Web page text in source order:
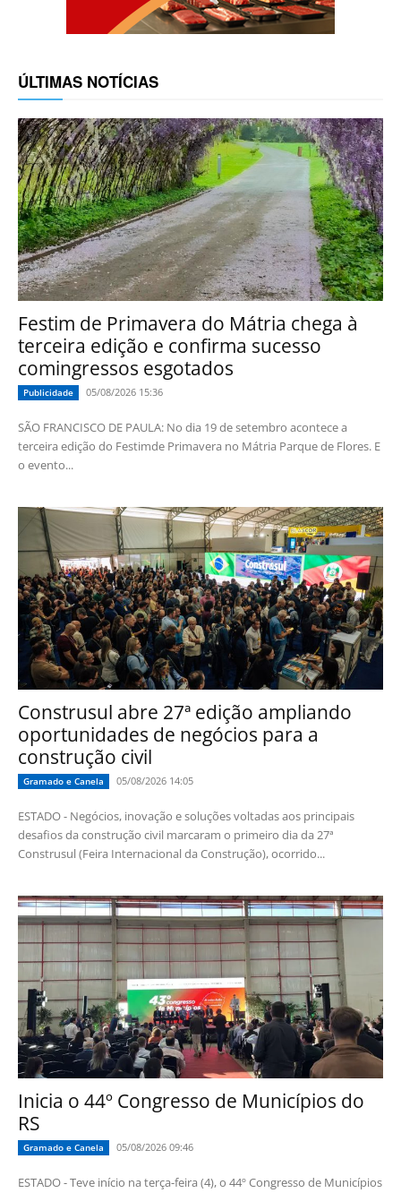
ÚLTIMAS NOTÍCIAS
Festim de Primavera do Mátria chega à
terceira edição e confirma sucesso
comingressos esgotados
Publicidade 05/08/2026 15:36
SÃO FRANCISCO DE PAULA: No dia 19 de setembro acontece a
terceira edição do Festimde Primavera no Mátria Parque de Flores. E
o evento...
Construsul abre 27ª edição ampliando
oportunidades de negócios para a
construção civil
Gramado e Canela 05/08/2026 14:05
ESTADO - Negócios, inovação e soluções voltadas aos principais
desafios da construção civil marcaram o primeiro dia da 27ª
Construsul (Feira Internacional da Construção), ocorrido...
Inicia o 44º Congresso de Municípios do
RS
Gramado e Canela 05/08/2026 09:46
ESTADO - Teve início na terça-feira (4), o 44º Congresso de Municípios